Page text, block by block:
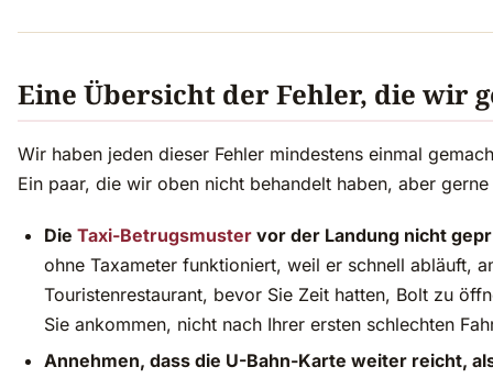
Eine Übersicht der Fehler, die wir
Wir haben jeden dieser Fehler mindestens einmal
Ein paar, die wir oben nicht behandelt haben, aber
Die Taxi-Betrugsmuster vor der Landung nicht
ohne Taxameter funktioniert, weil er schnell abläuft,
Touristenrestaurant, bevor Sie Zeit hatten, Bolt zu
Sie ankommen, nicht nach Ihrer ersten schlechten
Annehmen, dass die U-Bahn-Karte weiter reicht,